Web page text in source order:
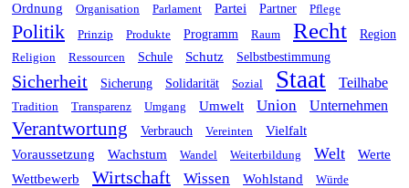
Ordnung Organisation Parlament Partei Partner Pflege
Politik Prinzip Produkte Programm Raum Recht
Region
Religion
Ressourcen Schule Schutz Selbstbestimmung
Sicherheit Sicherung Solidarität Sozial Staat Teilhabe
Tradition Transparenz Umgang Umwelt Union Unternehmen
Verantwortung Verbrauch Vereinten
Vielfalt
Voraussetzung
Wachstum Wandel Weiterbildung Welt
Werte
Wettbewerb
Wirtschaft Wissen Wohlstand
Würde